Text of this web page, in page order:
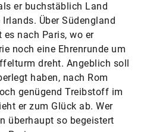
er buchstäblich Land
Über Südengland
nach Paris, wo er
noch eine Ehrenrunde um
dreht. Angeblich soll
haben, nach Rom
genügend Treibstoff im
er zum Glück ab. Wer
überhaupt so begeistert